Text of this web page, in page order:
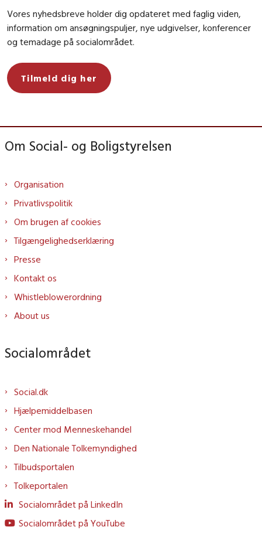
Vores nyhedsbreve holder dig opdateret med faglig viden,
information om ansøgningspuljer, nye udgivelser, konferencer
og temadage på socialområdet.
Tilmeld dig her
Om Social- og Boligstyrelsen
Organisation
Privatlivspolitik
Om brugen af cookies
Tilgængelighedserklæring
Presse
Kontakt os
Whistleblowerordning
About us
Socialområdet
Social.dk
Hjælpemiddelbasen
Center mod Menneskehandel
Den Nationale Tolkemyndighed
Tilbudsportalen
Tolkeportalen
Socialområdet på LinkedIn
Socialområdet på YouTube